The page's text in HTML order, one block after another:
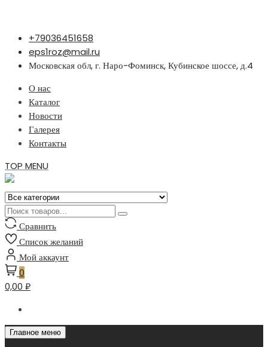
Перейти
содержимому
+79036451658
eps1roz@mail.ru
Московская обл, г. Наро-Фоминск, Кубинское шоссе, д.4
О нас
Каталог
Новости
Галерея
Контакты
TOP MENU
Сравнить
Список желаний
Мой аккаунт
0
0,00 ₽
Главное меню